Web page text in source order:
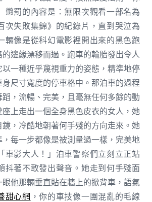
懲罰的內容是：無限次觀看一部名為
次失敗集錦》的紀錄片，直到哭泣為
輛像是從科幻電影裡開出來的黑色跑
邊緣漂移而過。跑車的輪胎發出令人
一種近乎蔑視重力的姿態，精準地停
尺寸寬度的停車格中。那泊車的過程
蹈，流暢、完美，且毫無任何多餘的動
上走出一個全身黑色皮衣的女人，她
，冷酷地朝著何手殘的方向走來。她
每一步都像是被測量過一樣，完美地
車影大人！」泊車警察們立刻立正站
抖著不敢發出聲音。她走到何手殘面
他那輛垂直貼在牆上的掀背車，語氣
甜心網 ，你的車技像一團混亂的毛線